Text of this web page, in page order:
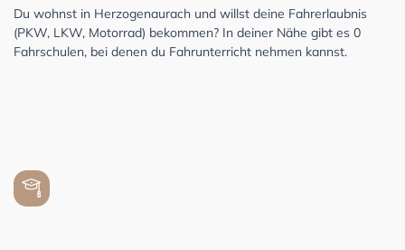
Du wohnst in Herzogenaurach und willst deine Fahrerlaubnis
(PKW, LKW, Motorrad) bekommen? In deiner Nähe gibt es 0
Fahrschulen, bei denen du Fahrunterricht nehmen kannst.